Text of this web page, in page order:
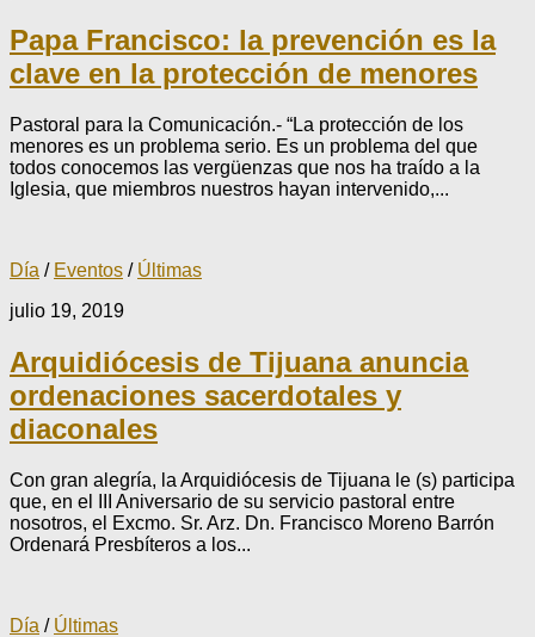
Papa Francisco: la prevención es la
clave en la protección de menores
Pastoral para la Comunicación.- “La protección de los
menores es un problema serio. Es un problema del que
todos conocemos las vergüenzas que nos ha traído a la
Iglesia, que miembros nuestros hayan intervenido,...
Día / Eventos / Últimas
julio 19, 2019
Arquidiócesis de Tijuana anuncia
ordenaciones sacerdotales y
diaconales
Con gran alegría, la Arquidiócesis de Tijuana le (s) participa
que, en el III Aniversario de su servicio pastoral entre
nosotros, el Excmo. Sr. Arz. Dn. Francisco Moreno Barrón
Ordenará Presbíteros a los...
Día / Últimas